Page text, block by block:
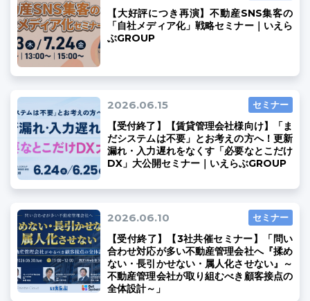
【大好評につき再演】不動産SNS集客の
「自社メディア化」戦略セミナー｜いえら
ぶGROUP
2026.06.15 セミナー
【受付終了】【賃貸管理会社様向け】「ま
だシステムは不要」とお考えの方へ！更新
漏れ・入力遅れをなくす「必要なとこだけ
DX」大公開セミナー｜いえらぶGROUP
2026.06.10 セミナー
【受付終了】【3社共催セミナー】「問い
合わせ対応が多い不動産管理会社へ『揉め
ない・長引かせない・属人化させない』～
不動産管理会社が取り組むべき顧客接点の
全体設計～」